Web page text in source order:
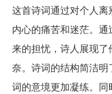
这首诗词通过对个人
内心的痛苦和迷茫。
来的担忧，诗人展现
奈。诗词的结构简洁
词的意境更加凝练。